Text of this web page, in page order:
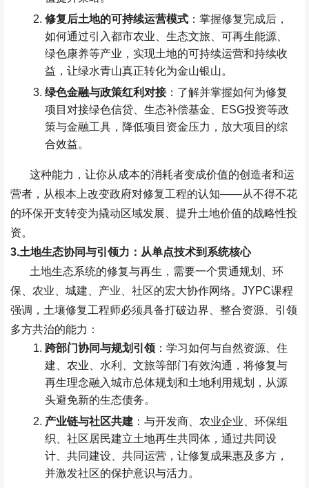
修复后土地的可持续运营模式 ：掌握修复完成后，
如何通过引入都市农业、生态文旅、可再生能源、
绿色康养等产业，实现土地的可持续运营和持续收
益，让绿水青山真正转化为金山银山。
绿色金融与政策红利对接：了解并掌握如何为修复
项目对接绿色信贷、生态补偿基金、 ESG投资等政
策与金融工具，降低项目资金压力，放大项目的综
合效益。
这种能力，让你从成本的消耗者变成价值的创造者和运
营者，从根本上改变政府对修复工程的认知——从不得不花
的环保开支转变为撬动区域发展、提升土地价值的战略性投
资。
3.土地生态协同与引领力：从单点技术到系统核心
土地生态系统的修复与再生，需要一个贯通规划、环
保、农业、城建、产业、社区的宏大协作网络。JYPC课程
强调，土壤修复工程师必须具备打破边界、整合资源、引领
多方共治的能力：
跨部门协同与规划引领 ：学习如何与自然资源、住
建、农业、水利、文旅等部门有效沟通，将修复与
再生理念融入城市总体规划和土地利用规划，从源
头避免新的生态债务。
产业链与社区共建 ：与开发商、农业企业、环保组
织、社区居民建立土地再生共同体，通过共同设
计、共同建设、共同运营，让修复成果惠及多方，
并激发社区的保护意识与活力。